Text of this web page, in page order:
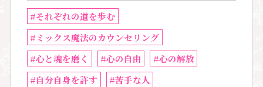
#それぞれの道を歩む
#ミックス魔法のカウンセリング
#心と魂を磨く
#心の自由
#心の解放
#自分自身を許す
#苦手な人